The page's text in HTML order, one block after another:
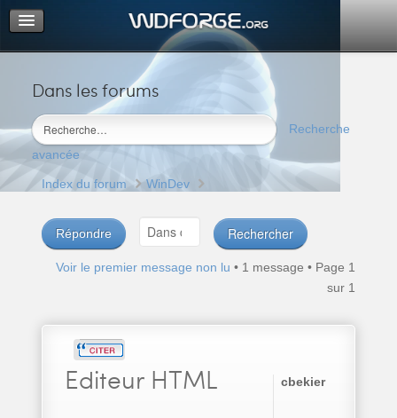
Dans les forums
Recherche
avancée
Portail
Index du forum
M’enregistrer
Connexion
Index du forum WinDev
Répondre
Voir le premier message non lu • 1 message • Page 1
sur 1
EditeurHTML cbekier